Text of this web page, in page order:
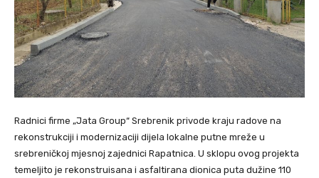
Radnici firme „Jata Group“ Srebrenik privode kraju radove na
rekonstrukciji i modernizaciji dijela lokalne putne mreže u
srebreničkoj mjesnoj zajednici Rapatnica. U sklopu ovog projekta
temeljito je rekonstruisana i asfaltirana dionica puta dužine 110